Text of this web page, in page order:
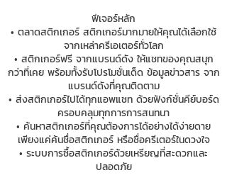
ฟีเจอร์หลัก
• ตลาดสติกเกอร์ สติกเกอร์มากมายให้คุณได้เลือกใช้
จากเหล่าครีเอเตอร์ทั่วโลก
• สติกเกอร์ฟรี จากแบรนด์ดัง ให้แชทของคุณสนุก
กว่าที่เคย พร้อมทั้งรับโปรโมชั่นเด็ด ข้อมูลข่าวสาร จาก
แบรนด์ดังที่คุณติดตาม
• ส่งสติกเกอร์ไปได้ทุกแอพแชท ด้วยฟังก์ชั่นคีย์บอร์ด
ครอบคลุมทุกการการสนทนา
• ค้นหาสติกเกอร์ที่คุณต้องการได้อย่างได้ง่ายดาย
เพียงแค่ค้นชื่อสติกเกอร์ หรือชื่อครีเตอร์ในดวงใจ
• ระบบการซื้อสติกเกอร์ด้วยเหรียญที่สะดวกและ
ปลอดภัย